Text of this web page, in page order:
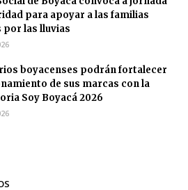
para apoyar a las familias
por las lluvias
boyacenses podrán fortalecer
de sus marcas con la
Soy Boyacá 2026